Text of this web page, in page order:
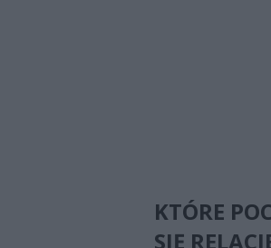
KTÓRE
SIĘ